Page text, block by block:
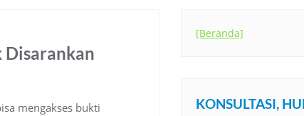
Disarankan
mengakses bukti
[Beranda]
KONSULTASI,